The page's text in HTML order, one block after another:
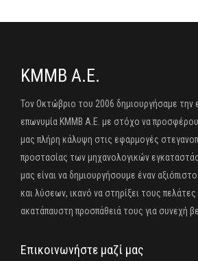
ΚΜΜΒ Α.Ε.
Τον Οκτώβριο του 2006 δημιουργήσαμε την
επωνυμία ΚΜΜΒ Α.Ε. με στόχο να
μας πλήρη κάλυψη στις εφαρμογές
προστασίας των μηχανολογικών
μας είναι να δημιουργήσουμε έναν
και λύσεων, ικανό να στηρίξει τους
ακατάπαυστη προσπάθειά τους για συνεχή
Επικοινωνήστε μαζί μας